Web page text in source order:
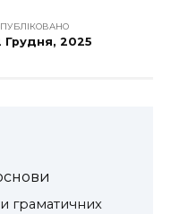
Грудня, 2025
граматичних